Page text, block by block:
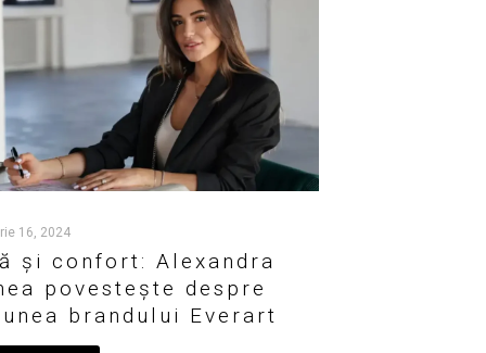
16, 2024
și confort: Alexandra
povestește despre
brandului Everart